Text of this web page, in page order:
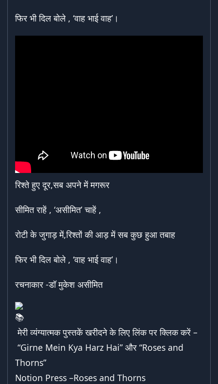
फिर भी दिल बोले , ‘वाह भाई वाह’।
रिश्ते हुए दूर,सब अपने में मगरूर
सीमित राहें , ‘असीमित’ चाहें ,
रोटी के जुगाड़ में,रिश्तों की आड़ में सब कुछ हुआ तबाह
फिर भी दिल बोले , ‘वाह भाई वाह’।
रचनाकार -डॉ मुकेश असीमित
मेरी व्यंग्यात्मक पुस्तकें खरीदने के लिए लिंक पर क्लिक करें –
“Girne Mein Kya Harz Hai” और “Roses and
Thorns”
Notion Press –Roses and Thorns